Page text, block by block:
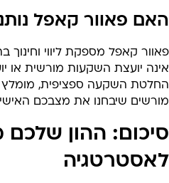
פאוור קאפל
קאפל מספקת ליווי וחינוך
יועצת השקעות מורשית או
השקעה ספציפית, מומלץ
שיבחנו את מצבכם האישי.
ההון שלכם